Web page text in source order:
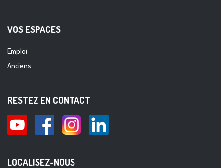
VOS ESPACES
Emploi
Anciens
RESTEZ EN CONTACT
LOCALISEZ-NOUS